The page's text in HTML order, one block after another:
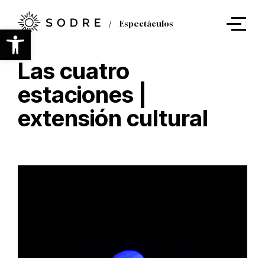
Abrir barra de herramientas
contenido
principal
Espectáculos
Las cuatro
estaciones |
extensión cultural